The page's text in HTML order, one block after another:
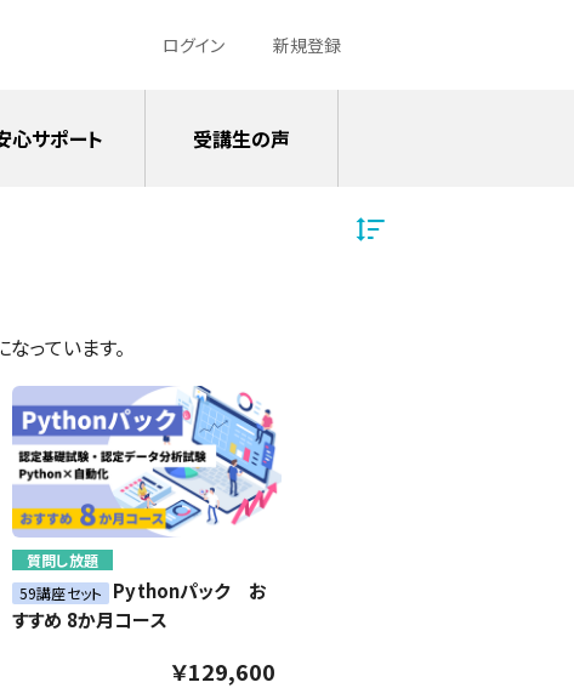
ログイン 新規登録
っています。
質問し放題
59講座セット
Pythonパック お
すすめ 8か月コース
￥129,600
心サポート 受講生の声